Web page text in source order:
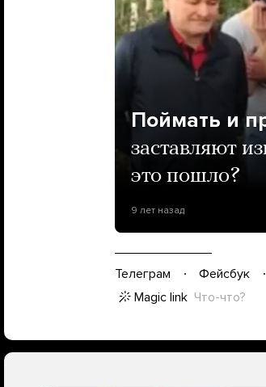
Поймать и
заставляют
это пошло?
9 лет назад
Телеграм Фейсбук
Magic link Что-что?